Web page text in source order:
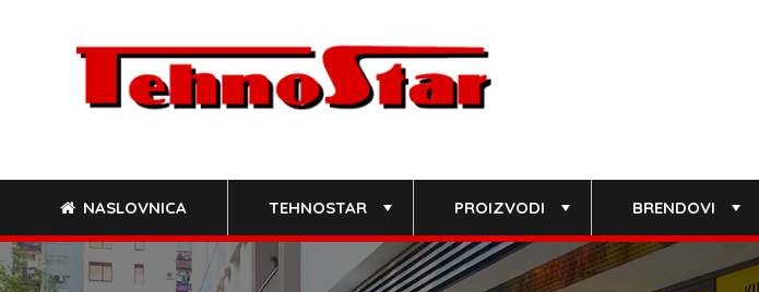
NASLOVNICA TEHNOSTAR PROIZVODI BRENDOVI